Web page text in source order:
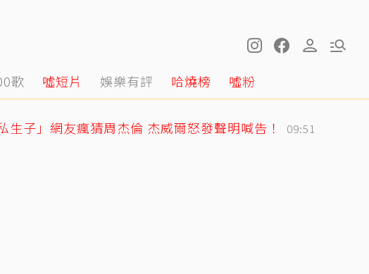
歌 噓短片 娛樂有評 哈燒榜 噓粉
生子」網友瘋猜周杰倫 杰威爾怒發聲明喊告！ 09:51